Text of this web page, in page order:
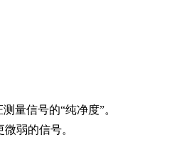
量信号的“纯净度”。
弱的信号。